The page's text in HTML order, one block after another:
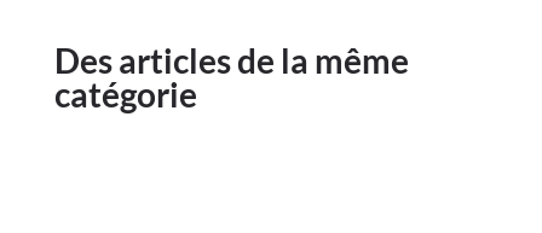
Des articles de la même
catégorie